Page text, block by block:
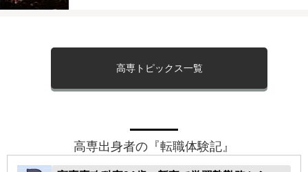
高専トピックス一覧
高専出身者の『転職体験記』